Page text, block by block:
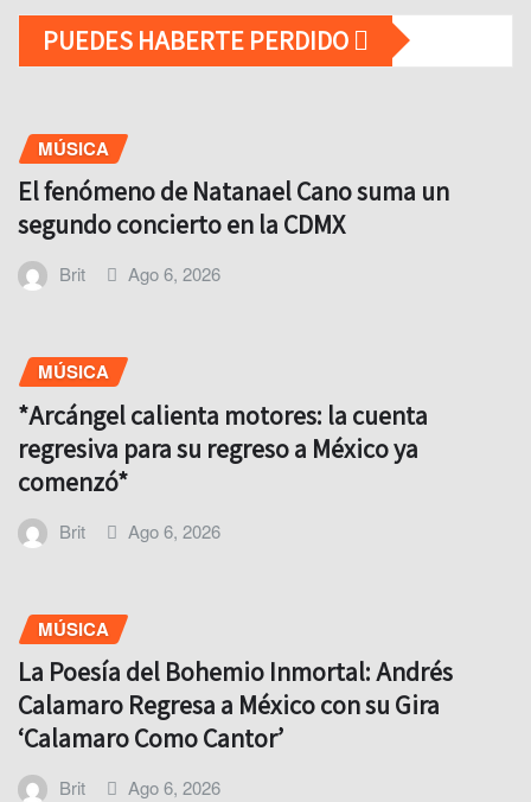
PUEDES HABERTE PERDIDO
MÚSICA
El fenómeno de Natanael Cano suma un
segundo concierto en la CDMX
Brit Ago 6, 2026
MÚSICA
*Arcángel calienta motores: la cuenta
regresiva para su regreso a México ya
comenzó*
Brit Ago 6, 2026
MÚSICA
La Poesía del Bohemio Inmortal: Andrés
Calamaro Regresa a México con su Gira
‘Calamaro Como Cantor’
Brit Ago 6, 2026